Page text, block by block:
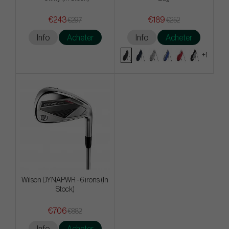
€243€297
Info Acheter
€189 €252
Info Acheter
+1
Wilson DYNAPWR - 6 irons (In
Stock)
€706€882